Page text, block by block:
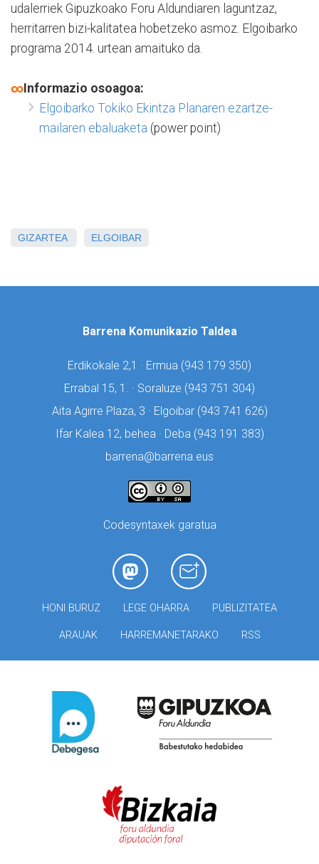
udalerriek Gipuzkoako Foru Aldundiaren laguntzaz,
herritarren bizi-kalitatea hobetzeko asmoz. Elgoibarko
programa 2014. urtean amaituko da.
∞Informazio osoagoa:
Elgoibarko Tokiko Ekintza Planaren ezartze-
mailaren ebaluaketa (power point)
GIZARTEA ELGOIBAR
Barrena Komunikazio Taldea
Erdikokale 2,1 · Ermua (943 179 350)
Errabal 15, 1. · Soraluze (943 751 304)
Aita Agirre Plaza, 3 · Elgoibar (943 741 626)
Ifar Kalea 12, behea · Deba (943 191 383)
barrena@barrena.eus
Codesyntaxek garatua
HONI BURUZ LEGE OHARRA PUBLIZITATEA
ARAUAK HARREMANETARAKO RSS